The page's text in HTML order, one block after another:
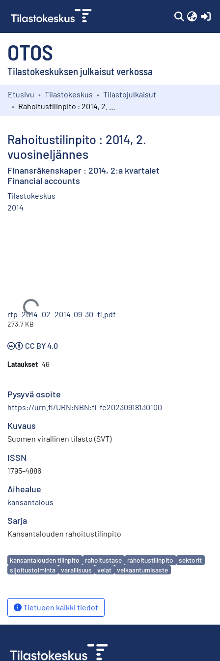
OTOS
Tilastokeskuksen julkaisut verkossa
Kokoelmat
Etusivu Tilastokeskus
Tilastojulkaisut
Rahoitustilinpito : 2014, 2.
vuosineljännes
Finansräkenskaper : 2014, 2:a kvartalet
Financial accounts
Tilastokeskus
2014
Ladataan...
rtp_2014_02_2014-09-30_fi.pdf
273.7 KB
CC BY 4.0
Lataukset 46
Pysyvä osoite
https://urn.fi/URN:NBN:fi-fe20230918130100
Kuvaus
Suomen virallinen tilasto (SVT)
ISSN
1795-4886
Aihealue
kansantalous
Sarja
Kansantalouden rahoitustilinpito
Avainsanat
kansantalouden tilinpito rahoitustase rahoitustilinpito
sektorit
sijoitustoiminta
varallisuus velat velkaantumisaste
Tietueen kaikki tiedot